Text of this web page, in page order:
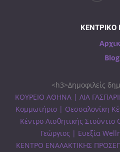
Blog
<h3>Δημοφιλείς
ΚΟΥΡΕΙΟ ΑΘΗΝΑ | ΛΙΑ
Κομμωτήριο | Θεσσαλονίκη
Κέντρο Αισθητικής
Γεώργιος | Ευεξία
ΚΕΝΤΡΟ ΕΝΑΛΑΚΤΙΚΗΣ